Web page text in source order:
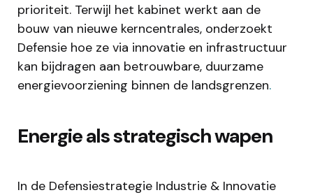
prioriteit. Terwijl het kabinet werkt aan de
bouw van nieuwe kerncentrales, onderzoekt
Defensie hoe ze via innovatie en infrastructuur
kan bijdragen aan betrouwbare, duurzame
energievoorziening binnen de landsgrenzen.
Energie als strategisch wapen
In de Defensiestrategie Industrie & Innovatie